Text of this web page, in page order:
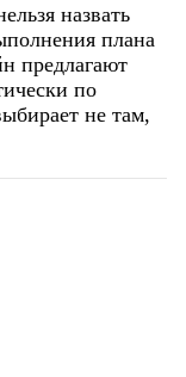
назвать
плана
предлагают
по
не там,